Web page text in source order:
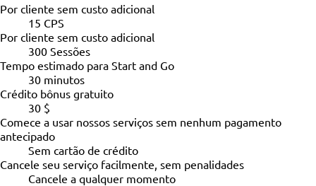
Por cliente sem custo adicional
15 CPS
Por cliente sem custo adicional
300 Sessões
Tempo estimado para Start and Go
30 minutos
Crédito bônus gratuito
30 $
Comece a usar nossos serviços sem nenhum pagamento
antecipado
Sem cartão de crédito
Cancele seu serviço facilmente, sem penalidades
Cancele a qualquer momento